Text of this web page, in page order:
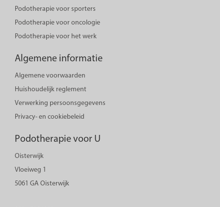
Podotherapie voor sporters
Podotherapie voor oncologie
Podotherapie voor het werk
Algemene informatie
Algemene voorwaarden
Huishoudelijk reglement
Verwerking persoonsgegevens
Privacy- en cookiebeleid
Podotherapie voor U
Oisterwijk
Vloeiweg 1
5061 GA Oisterwijk